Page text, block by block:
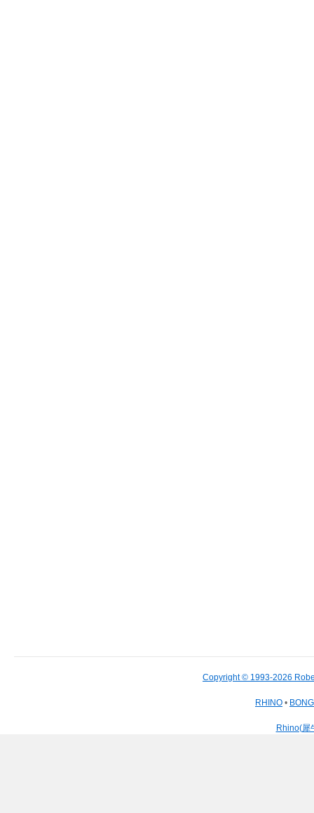
Copyright © 1993-2026
RHINO •
Rhino(犀